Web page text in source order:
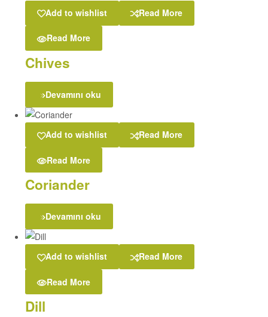
Add to wishlist Read More
Read More
Chives
Devamını oku
Add to wishlist Read More
Read More
Coriander
Devamını oku
Add to wishlist Read More
Read More
Dill